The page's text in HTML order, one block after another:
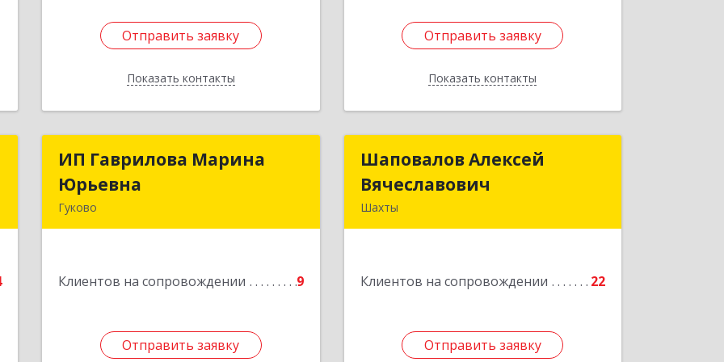
Отправить заявку
Показать контакты
Отправить заявку
Назад
Отправить заявку
Показать контакты
Отправить заявку
Назад
ИП Гаврилова Марина
Юрьевна
Гуково
Клиентов на сопровождении 9
Отправить заявку
ИП Гаврилова Марина
Отправить заявку
Шаповалов Алексей
Вячеславович
Шахты
Клиентов на сопровождении 22
Отправить заявку
Шаповалов Алексей
Вячеславович
Подробнее
Отправить заявку